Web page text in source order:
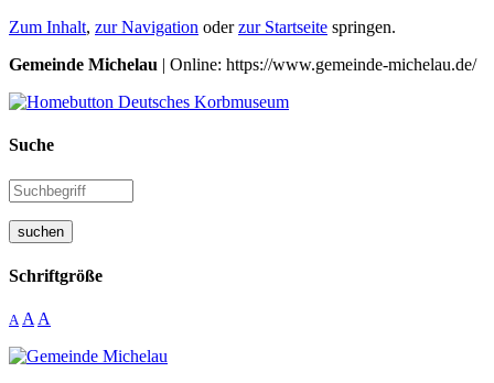
Zum Inhalt, zur Navigation oderzur Startseite springen.
Gemeinde Michelau | Online: https://www.gemeinde-michelau.de/
Suche
suchen
Schriftgröße
A A A